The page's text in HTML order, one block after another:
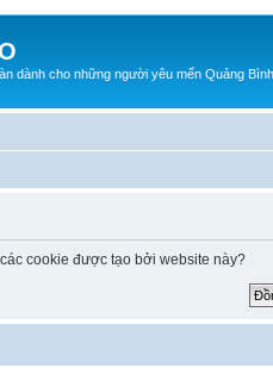
dành cho những người yêu mến Quảng Bình
cookie được tạo bởi website này?